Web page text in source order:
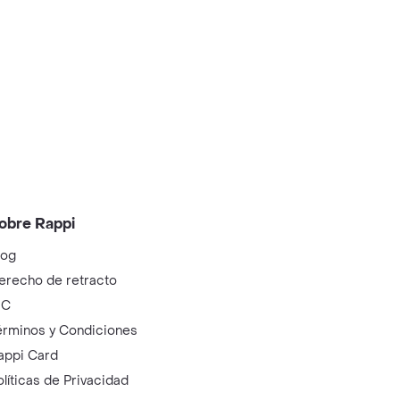
Rappi
de retracto
y Condiciones
Card
de Privacidad